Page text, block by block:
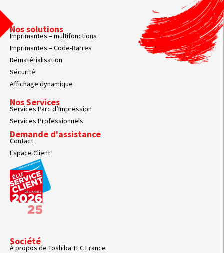
Nos solutions
Imprimantes – multifonctions
Imprimantes – Code-Barres
Dématérialisation
Sécurité
Affichage dynamique
Nos Services
Services Parc d’Impression
Services Professionnels
Demande d'assistance
Contact
Espace Client
Société
À propos de Toshiba TEC France